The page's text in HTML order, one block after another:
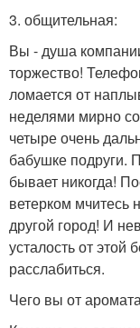
3. общительная:
Вы - душа
торжество!
ломается от
неделями мирно
четыре очень
бабушке подруги.
бывает никогда!
ветерком мчитесь
другой город! И
усталость от этой
расслабиться.
Чего вы от